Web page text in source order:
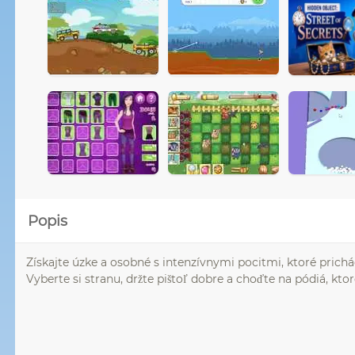
Popis
Získajte úzke a osobné s intenzívnymi pocitmi, ktoré
Vyberte si stranu, držte pištoľ dobre a choďte na pódiá,